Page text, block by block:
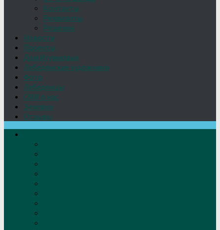
Контакты
Реквизиты
Решение
Новости
Проекты
Дом Игумновых
Лебедянские художники
Фото
Лебедянцы
СМИ о нас
Земляки
Отзывы